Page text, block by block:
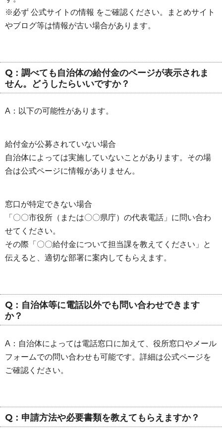
※必ず 公式サイトの情報 をご確認ください。まとめサイト
やブログ等は情報が古い場合があります。
Q：調べても自治体の給付金のページが表示されま
せん。どうしたらいいですか？
A：以下の可能性があります。
給付金が公募されていない場合
自治体によっては実施していないことがあります。その場
合は公式ページに情報がありません。
窓口が特定できない場合
「〇〇市役所（または〇〇県庁）の代表電話」に問い合わ
せてください。
その際「〇〇給付金について担当課を教えてください」と
伝えると、適切な部署に案内してもらえます。
Q：自治体等に電話以外でも問い合わせできます
か？
A：自治体によっては電話窓口に加えて、役所窓口やメール
フォームでの問い合わせも可能です。詳細は公式ページを
ご確認ください。
Q：申請方法や必要書類を教えてもらえますか？